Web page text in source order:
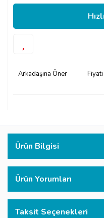
Arkadaşına Öner
Ürün Bilgisi
Ürün Yorumları
Taksit Seçenekleri